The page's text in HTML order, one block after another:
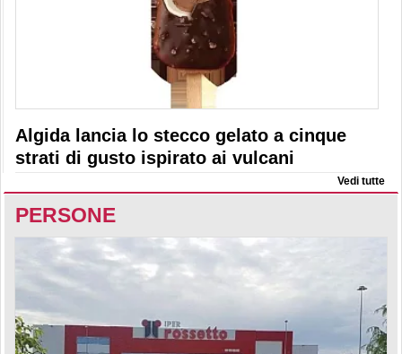
Algida lancia lo stecco gelato a cinque
strati di gusto ispirato ai vulcani
Vedi tutte
PERSONE